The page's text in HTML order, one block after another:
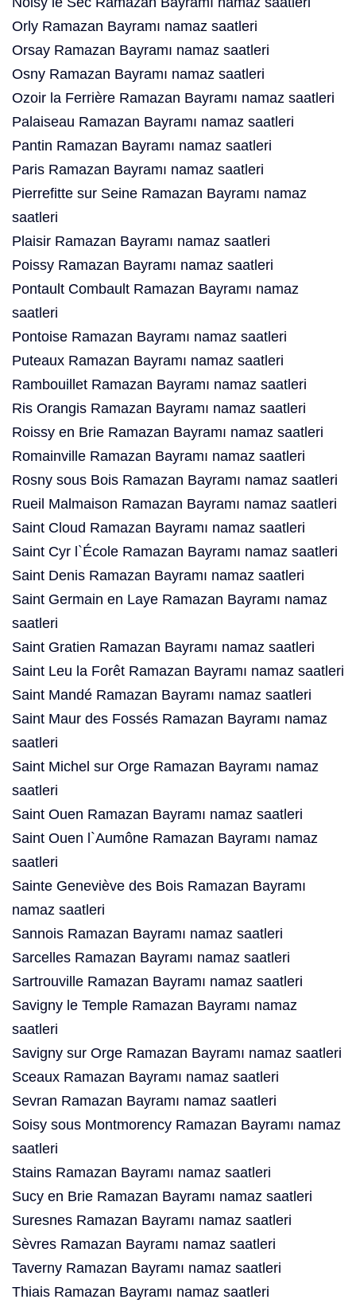
Orly Ramazan Bayramı namaz saatleri
Orsay Ramazan Bayramı namaz saatleri
Osny Ramazan Bayramı namaz saatleri
Ozoir la Ferrière Ramazan Bayramı namaz saatleri
Palaiseau Ramazan Bayramı namaz saatleri
Pantin Ramazan Bayramı namaz saatleri
Paris Ramazan Bayramı namaz saatleri
Pierrefitte sur Seine Ramazan Bayramı namaz
saatleri
Plaisir Ramazan Bayramı namaz saatleri
Poissy Ramazan Bayramı namaz saatleri
Pontault Combault Ramazan Bayramı namaz
saatleri
Pontoise Ramazan Bayramı namaz saatleri
Puteaux Ramazan Bayramı namaz saatleri
Rambouillet Ramazan Bayramı namaz saatleri
Ris Orangis Ramazan Bayramı namaz saatleri
Roissy en Brie Ramazan Bayramı namaz saatleri
Romainville Ramazan Bayramı namaz saatleri
Rosny sous Bois Ramazan Bayramı namaz saatleri
Rueil Malmaison Ramazan Bayramı namaz saatleri
Saint Cloud Ramazan Bayramı namaz saatleri
Saint Cyr l`École Ramazan Bayramı namaz saatleri
Saint Denis Ramazan Bayramı namaz saatleri
Saint Germain en Laye Ramazan Bayramı namaz
saatleri
Saint Gratien Ramazan Bayramı namaz saatleri
Saint Leu la Forêt Ramazan Bayramı namaz saatleri
Saint Mandé Ramazan Bayramı namaz saatleri
Saint Maur des Fossés Ramazan Bayramı namaz
saatleri
Saint Michel sur Orge Ramazan Bayramı namaz
saatleri
Saint Ouen Ramazan Bayramı namaz saatleri
Saint Ouen l`Aumône Ramazan Bayramı namaz
saatleri
Sainte Geneviève des Bois Ramazan Bayramı
namaz saatleri
Sannois Ramazan Bayramı namaz saatleri
Sarcelles Ramazan Bayramı namaz saatleri
Sartrouville Ramazan Bayramı namaz saatleri
Savigny le Temple Ramazan Bayramı namaz
saatleri
Savigny sur Orge Ramazan Bayramı namaz saatleri
Sceaux Ramazan Bayramı namaz saatleri
Sevran Ramazan Bayramı namaz saatleri
Soisy sous Montmorency Ramazan Bayramı namaz
saatleri
Stains Ramazan Bayramı namaz saatleri
Sucy en Brie Ramazan Bayramı namaz saatleri
Suresnes Ramazan Bayramı namaz saatleri
Sèvres Ramazan Bayramı namaz saatleri
Taverny Ramazan Bayramı namaz saatleri
Thiais Ramazan Bayramı namaz saatleri